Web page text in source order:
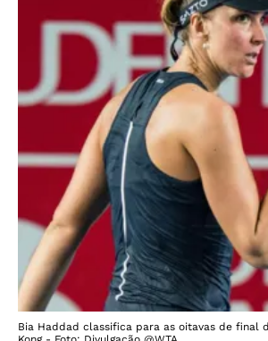
Bia Haddad classifica para as oitavas de final